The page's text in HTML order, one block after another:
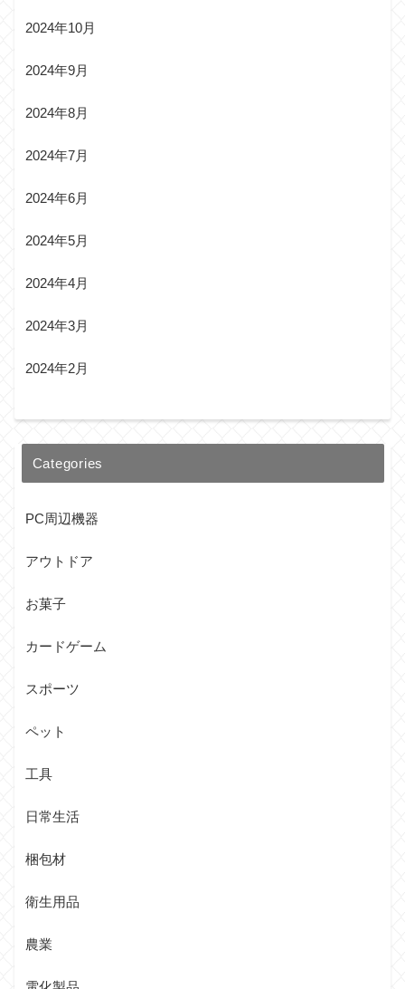
2024年10月
2024年9月
2024年8月
2024年7月
2024年6月
2024年5月
2024年4月
2024年3月
2024年2月
Categories
PC周辺機器
アウトドア
お菓子
カードゲーム
スポーツ
ペット
工具
日常生活
梱包材
衛生用品
農業